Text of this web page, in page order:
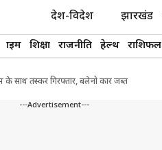
देश-विदेश झारखंड
क्राइम शिक्षा राजनीति हेल्थ राशिफल
साथ तस्कर गिरफ्तार, बलेनो कार जब्त
---Advertisement---